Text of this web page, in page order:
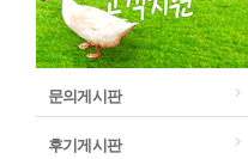
문의게시판
후기게시판